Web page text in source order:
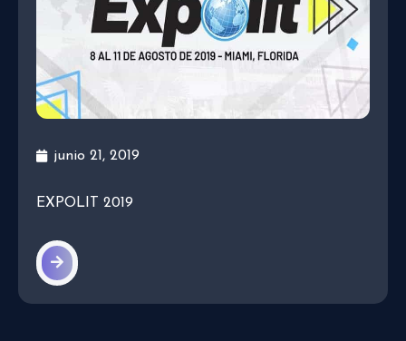
junio 21, 2019
EXPOLIT 2019